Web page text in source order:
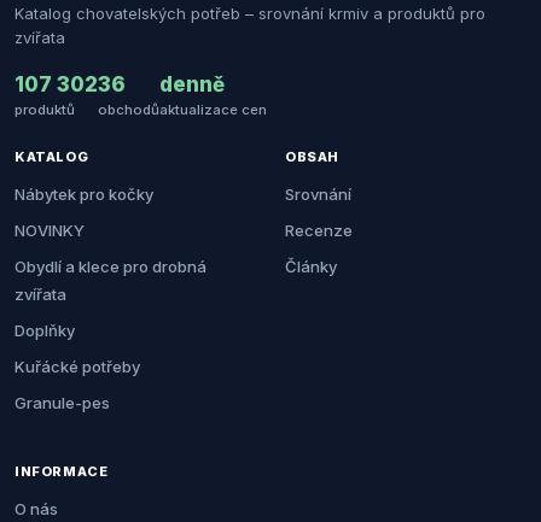
Katalog chovatelských potřeb – srovnání krmiv a produktů pro
zvířata
107 302
produktů
36
obchodů
denně
aktualizace cen
KATALOG
Nábytek pro kočky
NOVINKY
Obydlí a klece pro drobná
zvířata
Doplňky
Kuřácké potřeby
Granule-pes
OBSAH
Srovnání
Recenze
Články
INFORMACE
O nás